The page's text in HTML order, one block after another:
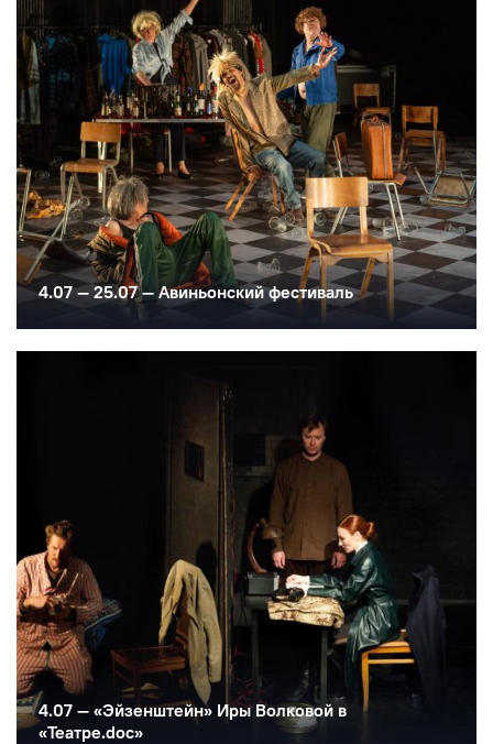
4.07 — 25.07 — Авиньонский фестиваль
4.07 — «Эйзенштейн» Иры Волковой в
«Театре.doc»